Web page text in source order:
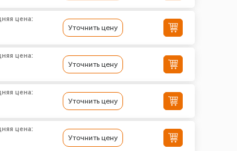
цена:
Уточнить цену
цена:
Уточнить цену
цена:
Уточнить цену
цена:
Уточнить цену